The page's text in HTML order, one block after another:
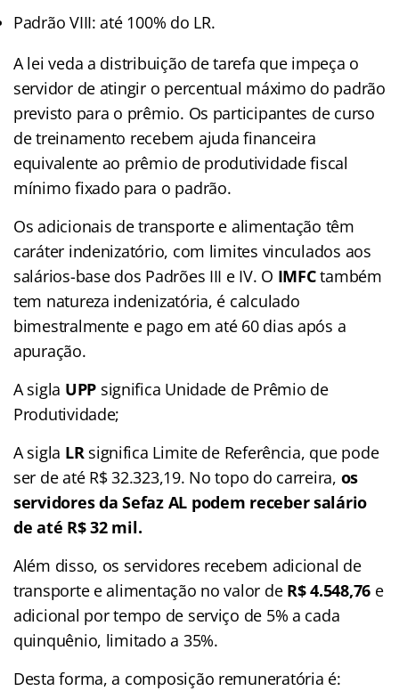
Padrão VIII: até 100% do LR.
A lei veda a distribuição de tarefa que impeça o
servidor de atingir o percentual máximo do padrão
previsto para o prêmio. Os participantes de curso
de treinamento recebem ajuda financeira
equivalente ao prêmio de produtividade fiscal
mínimo fixado para o padrão.
Os adicionais de transporte e alimentação têm
caráter indenizatório, com limites vinculados aos
salários-base dos Padrões III e IV. O IMFCtambém
tem natureza indenizatória, é calculado
bimestralmente e pago em até 60 dias após a
apuração.
A sigla UPP significa Unidade de Prêmio de
Produtividade;
A sigla LRsignifica Limite de Referência, que pode
ser de até R$ 32.323,19. No topo do carreira, os
servidores da Sefaz AL podem receber salário
de até R$ 32 mil.
Além disso, os servidores recebem adicional de
transporte e alimentação no valor de R$ 4.548,76 e
adicional por tempo de serviço de 5% a cada
quinquênio, limitado a 35%.
Desta forma, a composição remuneratória é: